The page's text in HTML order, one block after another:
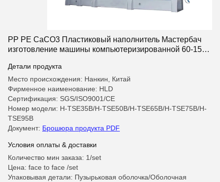
PP PE CaCO3 Пластиковый наполнитель Мастербач
изготовление машины компьютеризированной 60-1500
Детали продукта
Место происхождения: Нанкин, Китай
Фирменное наименование: HLD
Сертификация: SGS/ISO9001/CE
Номер модели: H-TSE35B/H-TSE50B/H-TSE65B/H-TSE75B/H-
TSE95B
Документ: Брошюра продукта PDF
Условия оплаты & доставки
Количество мин заказа: 1/set
Цена: face to face /set
Упаковывая детали: Пузырьковая оболочка/Оболочная